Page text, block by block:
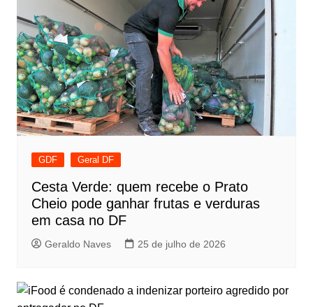
GDF Geral DF
Cesta Verde: quem recebe o Prato
Cheio pode ganhar frutas e verduras
em casa no DF
Geraldo Naves 25 de julho de 2026